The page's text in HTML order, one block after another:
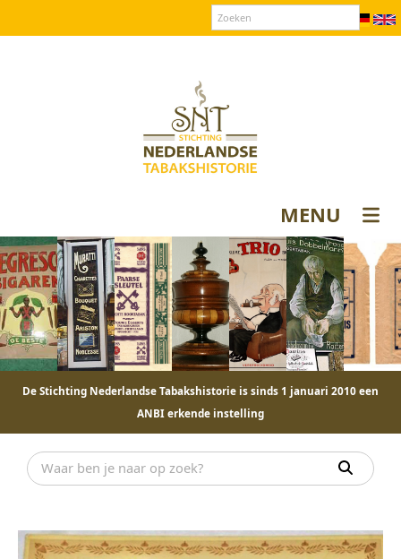
MENU
De Stichting Nederlandse Tabakshistorie is sinds 1 januari 2010 een
ANBI erkende instelling